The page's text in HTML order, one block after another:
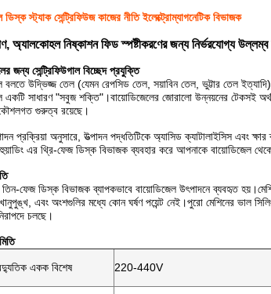
ডিস্ক স্ট্যাক সেন্ট্রিফিউজ কাজের নীতি ইলেক্ট্রোম্যাগনেটিক বিভাজক
অ্যালকোহল নিষ্কাশন ফিড স্পষ্টীকরণের জন্য নির্ভরযোগ্য
জন্য সেন্ট্রিফিউগাল বিচ্ছেদ প্রযুক্তি
বলতে উদ্ভিজ্জ তেল (যেমন রেপসিড তেল, সয়াবিন তেল, ভুট্টার তেল
একটি সাধারণ "সবুজ শক্তি"।বায়োডিজেলের জোরালো উন্নয়নের টেকসই
গুরুত্ব রয়েছে।
প্রক্রিয়া অনুসারে, উত্পাদন পদ্ধতিটিকে অ্যাসিড ক্যাটালাইসিস এবং
এর থ্রি-ফেজ ডিস্ক বিভাজক ব্যবহার করে আপনাকে বায়োডিজেল
তিন-ফেজ ডিস্ক বিভাজক ব্যাপকভাবে বায়োডিজেল উৎপাদনে ব্যবহৃত
এবং অংশগুলির মধ্যে কোন ঘর্ষণ পয়েন্ট নেই।পুরো মেশিনের ভাল
চলছে।
একক বিশেষ 220-440V